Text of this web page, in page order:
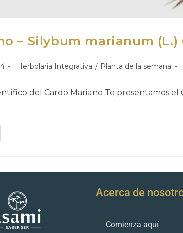
– Silybum marianum (L.)
Herbolaria Integrativa / Planta de la semana
del Cardo Mariano Te presentamos
Acerca de
Comienza aquí